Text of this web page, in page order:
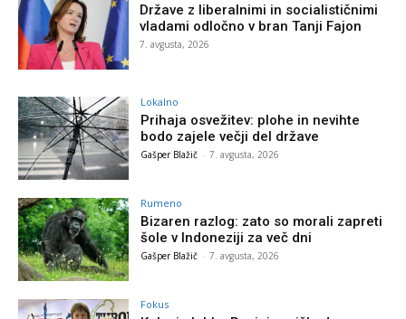
Države z liberalnimi in socialističnimi
vladami odločno v bran Tanji Fajon
7. avgusta, 2026
Lokalno
Prihaja osvežitev: plohe in nevihte
bodo zajele večji del države
Gašper Blažič - 7. avgusta, 2026
Rumeno
Bizaren razlog: zato so morali zapreti
šole v Indoneziji za več dni
Gašper Blažič - 7. avgusta, 2026
Fokus